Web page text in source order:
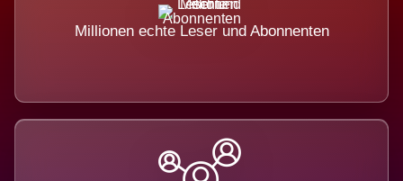
Millionen echte Leser und Abonnenten